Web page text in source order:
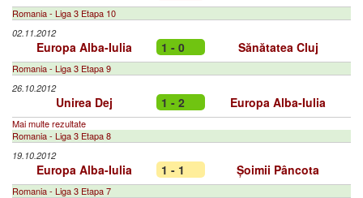
Romania - Liga 3 Etapa 10
02.11.2012
Europa Alba-Iulia 1 - 0 Sănătatea Cluj
Romania - Liga 3 Etapa 9
26.10.2012
Unirea Dej 1 - 2 Europa Alba-Iulia
Mai multe rezultate
Romania - Liga 3 Etapa 8
19.10.2012
Europa Alba-Iulia 1 - 1 Șoimii Pâncota
Romania - Liga 3 Etapa 7